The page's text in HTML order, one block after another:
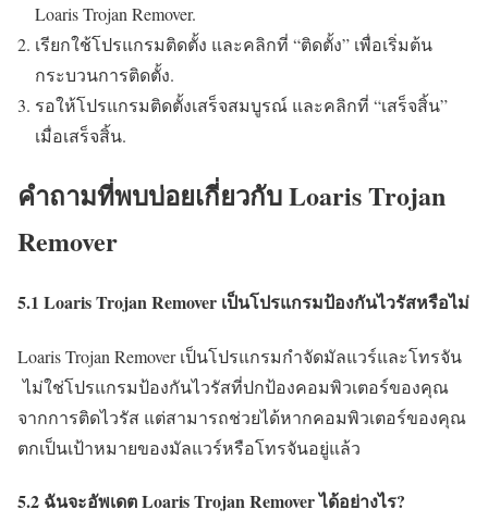
Loaris Trojan Remover.
เรียกใช้โปรแกรมติดตั้ง และคลิกที่ “ติดตั้ง” เพื่อเริ่มต้น
กระบวนการติดตั้ง.
รอให้โปรแกรมติดตั้งเสร็จสมบูรณ์ และคลิกที่ “เสร็จสิ้น”
เมื่อเสร็จสิ้น.
คำถามที่พบบ่อยเกี่ยวกับ Loaris Trojan
Remover
5.1 Loaris Trojan Remover เป็นโปรแกรมป้องกันไวรัสหรือไม่
Loaris Trojan Remover เป็นโปรแกรมกำจัดมัลแวร์และโทรจัน
ไม่ใช่โปรแกรมป้องกันไวรัสที่ปกป้องคอมพิวเตอร์ของคุณ
จากการติดไวรัส แต่สามารถช่วยได้หากคอมพิวเตอร์ของคุณ
ตกเป็นเป้าหมายของมัลแวร์หรือโทรจันอยู่แล้ว
5.2 ฉันจะอัพเดต Loaris Trojan Remover ได้อย่างไร?